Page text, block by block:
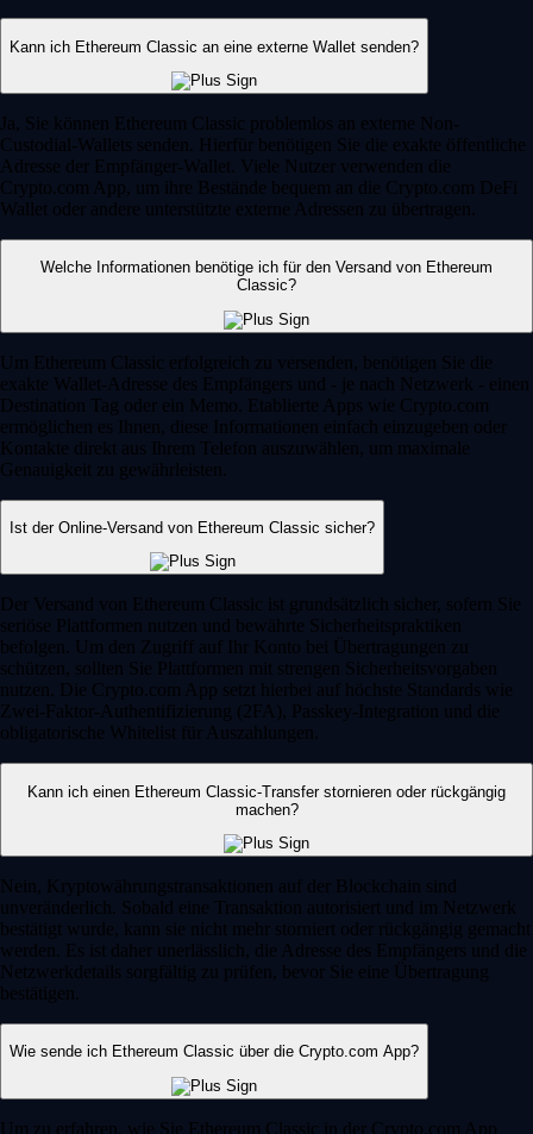
Kann ich Ethereum Classic an eine externe Wallet senden?
Ja, Sie können Ethereum Classic problemlos an externe Non-
Custodial-Wallets senden. Hierfür benötigen Sie die exakte öffentliche
Adresse der Empfänger-Wallet. Viele Nutzer verwenden die
Crypto.com App, um ihre Bestände bequem an die Crypto.com DeFi
Wallet oder andere unterstützte externe Adressen zu übertragen.
Welche Informationen benötige ich für den Versand von Ethereum
Classic?
Um Ethereum Classic erfolgreich zu versenden, benötigen Sie die
exakte Wallet-Adresse des Empfängers und - je nach Netzwerk - einen
Destination Tag oder ein Memo. Etablierte Apps wie Crypto.com
ermöglichen es Ihnen, diese Informationen einfach einzugeben oder
Kontakte direkt aus Ihrem Telefon auszuwählen, um maximale
Genauigkeit zu gewährleisten.
Ist der Online-Versand von Ethereum Classic sicher?
Der Versand von Ethereum Classic ist grundsätzlich sicher, sofern Sie
seriöse Plattformen nutzen und bewährte Sicherheitspraktiken
befolgen. Um den Zugriff auf Ihr Konto bei Übertragungen zu
schützen, sollten Sie Plattformen mit strengen Sicherheitsvorgaben
nutzen. Die Crypto.com App setzt hierbei auf höchste Standards wie
Zwei-Faktor-Authentifizierung (2FA), Passkey-Integration und die
obligatorische Whitelist für Auszahlungen.
Kann ich einen Ethereum Classic-Transfer stornieren oder rückgängig
machen?
Nein, Kryptowährungstransaktionen auf der Blockchain sind
unveränderlich. Sobald eine Transaktion autorisiert und im Netzwerk
bestätigt wurde, kann sie nicht mehr storniert oder rückgängig gemacht
werden. Es ist daher unerlässlich, die Adresse des Empfängers und die
Netzwerkdetails sorgfältig zu prüfen, bevor Sie eine Übertragung
bestätigen.
Wie sende ich Ethereum Classic über die Crypto.com App?
Um zu erfahren, wie Sie Ethereum Classic in der Crypto.com App